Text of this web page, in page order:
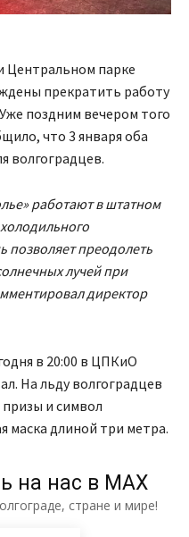
Центральном парке
прекратить работу
поздним вечером того
что 3 января оба
волгоградцев.
работают в штатном
позволяет преодолеть
лучей при
директор
в 20:00 в ЦПКиО
На льду волгоградцев
и символ
маска длиной три метра.
на нас в МАХ
стране и мире!